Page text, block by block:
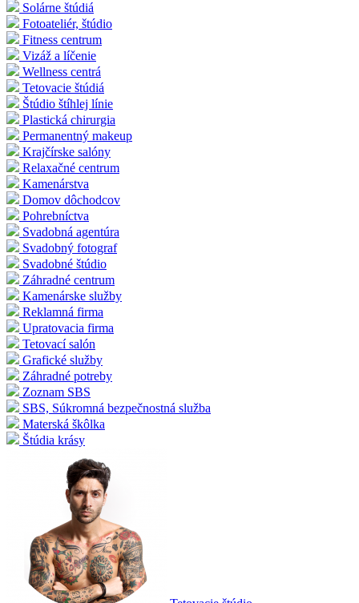
Solárne štúdiá
Fotoateliér, štúdio
Fitness centrum
Vizáž a líčenie
Wellness centrá
Tetovacie štúdiá
Štúdio štíhlej línie
Plastická chirurgia
Permanentný makeup
Krajčírske salóny
Relaxačné centrum
Kamenárstva
Domov dôchodcov
Pohrebníctva
Svadobná agentúra
Svadobný fotograf
Svadobné štúdio
Záhradné centrum
Kamenárske služby
Reklamná firma
Upratovacia firma
Tetovací salón
Grafické služby
Záhradné potreby
Zoznam SBS
SBS, Súkromná bezpečnostná služba
Materská škôlka
Štúdia krásy